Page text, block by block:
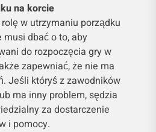
na korcie
w utrzymaniu porządku
musi dbać o to, aby
do rozpoczęcia gry w
zapewniać, że nie ma
Jeśli któryś z zawodników
ma inny problem, sędzia
za dostarczenie
i pomocy.